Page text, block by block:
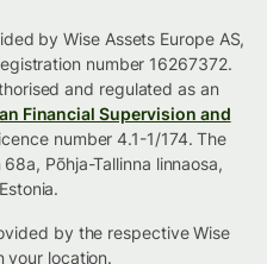
by Wise Assets Europe AS,
number 16267372.
and regulated as an
Financial Supervision and
number 4.1-1/174. The
Põhja-Tallinna linnaosa,
by the respective Wise
your location.